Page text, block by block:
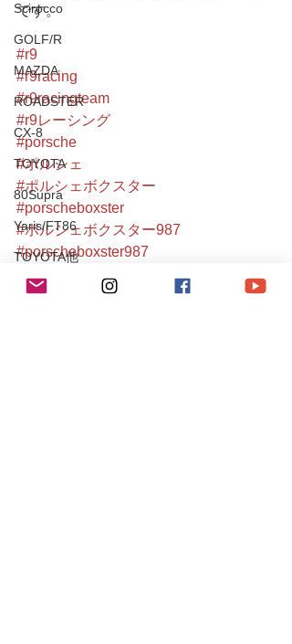
Scirocco
GOLF/R
MAZDA
ROADSTER
CX-8
TOYOTA
80Supra
Yaris/FT86
TOYOTA他
Audi A4/TT
です。
#r9
#r9racing
#r9racingteam
#r9レーシング
#porsche
#ポルシェ
#ポルシェボクスター
#porscheboxster
#ポルシェボクスター987
#porscheboxster987
#boxsters